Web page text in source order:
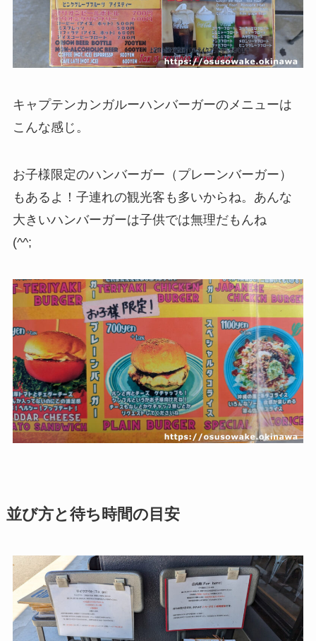
キャプテンカンガルーハンバーガーのメニューは
こんな感じ。
お子様限定のハンバーガー（プレーンバーガー）
もあるよ！子連れの観光客も多いからね。あんな
大きいハンバーガーは子供では無理だもんね
(^^;
並び方と待ち時間の目安